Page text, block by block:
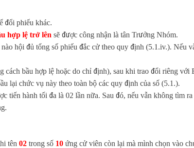
đổi phiếu khác.
hợp lệ trở lên sẽ được công nhận là tân Trưởng Nhóm.
hội đủ tổng số phiếu đắc cử theo quy định (5.1.iv.). Nếu
bầu hợp lệ hoặc do chỉ định), sau khi trao đổi riêng với
lại chức vụ này theo toàn bộ các quy định của số (5.1.).
hành tối đa là 02 lần nữa. Sau đó, nếu vẫn không tìm
tên 02 trong số 10 ứng cử viên còn lại mà mình chọn vào